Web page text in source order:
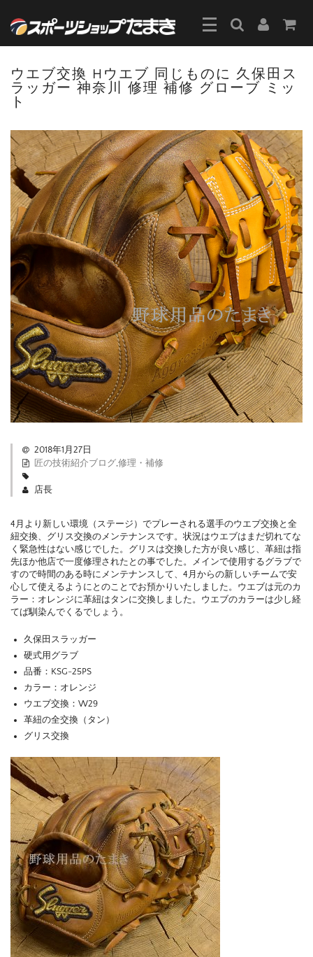
ウエブ交換 Hウエブ 同じものに 久保田ス
ラッガー 神奈川 修理 補修 グローブ ミッ
ト
2018年1月27日
匠の技術紹介ブログ,修理・補修
店長
4月より新しい環境（ステージ）でプレーされる選手のウエブ交換と全
紐交換、グリス交換のメンテナンスです。状況はウエブはまだ切れてな
く緊急性はない感じでした。グリスは交換した方が良い感じ、革紐は指
先ほか他店で一度修理されたとの事でした。メインで使用するグラブで
すので時間のある時にメンテナンスして、4月からの新しいチームで安
心して使えるようにとのことでお預かりいたしました。ウエブは元のカ
ラー：オレンジに革紐はタンに交換しました。ウエブのカラーは少し経
てば馴染んでくるでしょう。
久保田スラッガー
硬式用グラブ
品番：KSG-25PS
カラー：オレンジ
ウエブ交換：W29
革紐の全交換（タン）
グリス交換